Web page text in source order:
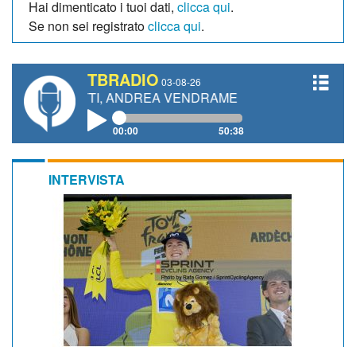
Hai dimenticato i tuoi dati, clicca qui.
Se non sei registratoclicca qui.
TBRADIO 03-08-26
ANDREA VENDRAME, FILIPPO FIORELLI
00:00 50:38
INTERVISTA